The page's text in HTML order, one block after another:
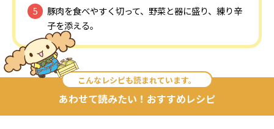
豚肉を食べやすく切って、野菜と器に盛り、練り辛
子を添える。
こんなレシピも読まれています。
あわせて読みたい！おすすめレシピ